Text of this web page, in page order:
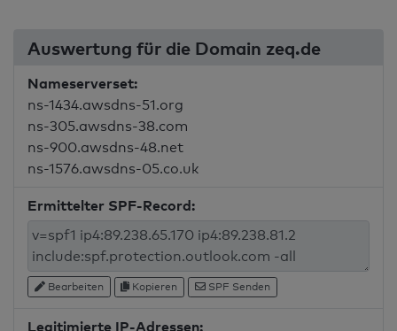
Auswertung für die Domain zeq.de
Nameserverset:
ns-1434.awsdns-51.org
ns-305.awsdns-38.com
ns-900.awsdns-48.net
ns-1576.awsdns-05.co.uk
Ermittelter SPF-Record:
Bearbeiten Kopieren SPF Senden
Legitimierte IP-Adressen: